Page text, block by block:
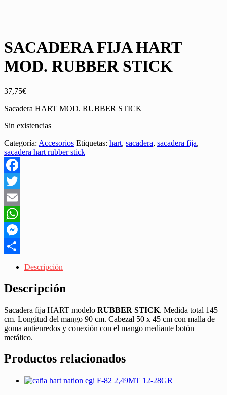
SACADERA FIJA HART
MOD. RUBBER STICK
37,75€
Sacadera HART MOD. RUBBER STICK
Sin existencias
Categoría: Accesorios Etiquetas: hart, sacadera, sacadera fija,
sacadera hart rubber stick
Facebook
Twitter
Email
WhatsApp
Messenger
Descripción
Descripción
Sacadera fija HART modelo RUBBER STICK. Medida total 145
cm. Longitud del mango 90 cm. Cabezal 50 x 45 cm con malla de
goma antienredos y conexión con el mango mediante botón
metálico.
Productos relacionados